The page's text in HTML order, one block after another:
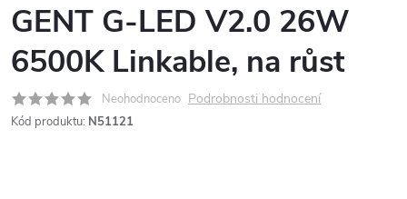
GENT G-LED V2.0 26W
6500K Linkable, na růst
Neohodnoceno Podrobnosti hodnocení
Kód produktu: N51121